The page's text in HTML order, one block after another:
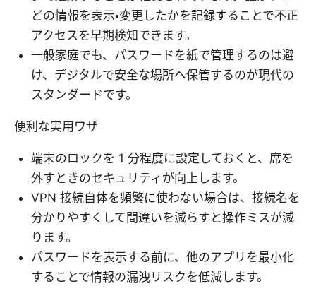
どの情報を表示・変更したかを記録することで不正
アクセスを早期検知できます。
一般家庭でも、パスワードを紙で管理するのは避
け、デジタルで安全な場所へ保管するのが現代の
スタンダードです。
便利な実用ワザ
端末のロックを 1 分程度に設定しておくと、席を
外すときのセキュリティが向上します。
VPN 接続自体を頻繁に使わない場合は、接続名を
分かりやすくして間違いを減らすと操作ミスが減
ります。
パスワードを表示する前に、他のアプリを最小化
することで情報の漏洩リスクを低減します。